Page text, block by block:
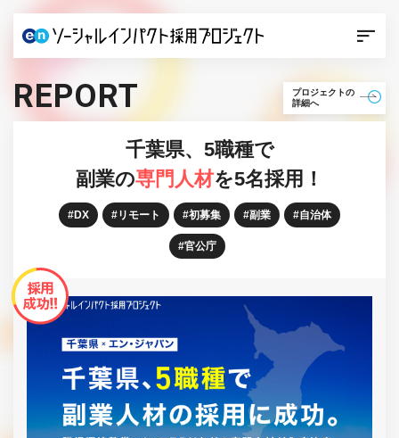
REPORT
プロジェクトの
詳細へ
千葉県、5職種で
副業の専門人材を5名採用！
DX リモート 初募集 副業 自治体
官公庁